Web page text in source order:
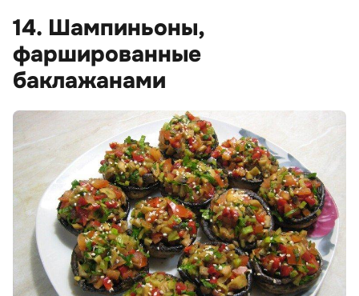
14. Шампиньоны,
фаршированные
баклажанами